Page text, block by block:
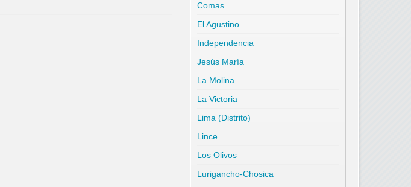
Comas
El Agustino
Independencia
Jesús María
La Molina
La Victoria
Lima (Distrito)
Lince
Los Olivos
Lurigancho-Chosica